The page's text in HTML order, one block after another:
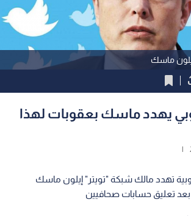
ماسك
يهدد ماسك بعقوبات لهذا
|
تهدد مالك شبكة "تويتر" إيلون ماسك
تعليق حسابات صحافيين